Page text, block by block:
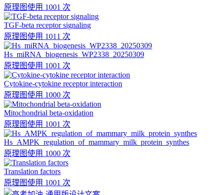
原理图使用 1001 次
TGF-beta receptor signaling
原理图使用 1011 次
Hs_miRNA_biogenesis_WP2338_20250309
原理图使用 1001 次
Cytokine-cytokine receptor interaction
原理图使用 1000 次
Mitochondrial beta-oxidation
原理图使用 1001 次
Hs_AMPK_regulation_of_mammary_milk_protein_synthes
原理图使用 1000 次
Translation factors
原理图使用 1001 次